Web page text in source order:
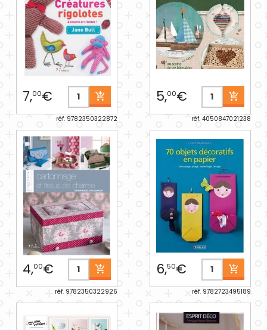
7,00€
réf. 9782350322872
5,00€
réf. 4050847021238
4,00€
réf. 9782350322926
6,50€
réf. 9782723495189